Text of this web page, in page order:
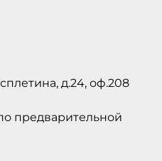
д.24, оф.208
предварительной